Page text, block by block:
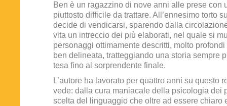
Ben è un ragazzino di nove anni alle prese con
piuttosto difficile da trattare. All’ennesimo torto
decide di vendicarsi, sparendo dalla
vita un intreccio dei più elaborati, nel quale si
personaggi ottimamente descritti, molto
ben delineata, tratteggiando una storia sempre
tesa fino al sorprendente finale.
L’autore ha lavorato per quattro anni su questo
vede: dalla cura maniacale della psicologia dei
scelta del linguaggio che oltre ad essere chiaro